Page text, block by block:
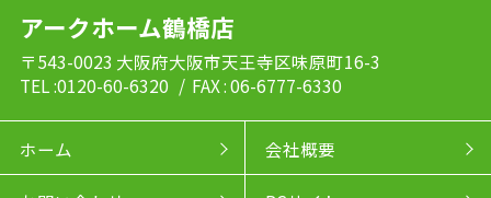
アークホーム鶴橋店
〒543-0023 大阪府大阪市天王寺区味原町16-3
TEL :0120-60-6320 / FAX : 06-6777-6330
ホーム 会社概要